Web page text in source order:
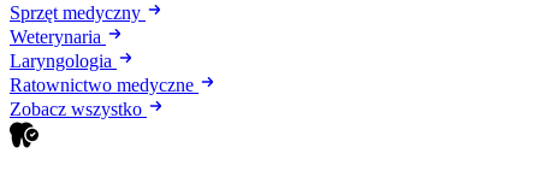
Sprzęt medyczny
Weterynaria
Laryngologia
Ratownictwo medyczne
Zobacz wszystko